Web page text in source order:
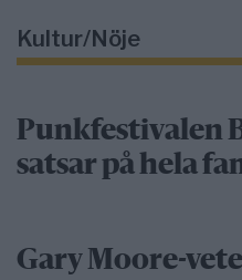
Kultur/Nöje
Punkfestivalen
satsar på hela
Gary Moore-